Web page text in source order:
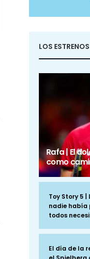
LOS
Rafa | El
como
Toy Story 5
nadie había
todos
El día de la